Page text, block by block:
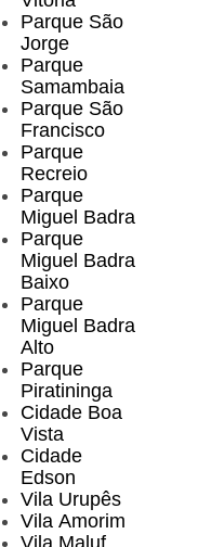
Parque São
Jorge
Parque
Samambaia
Parque São
Francisco
Parque
Recreio
Parque
Miguel Badra
Parque
Miguel Badra
Baixo
Parque
Miguel Badra
Alto
Parque
Piratininga
Cidade Boa
Vista
Cidade
Edson
Vila Urupês
Vila Amorim